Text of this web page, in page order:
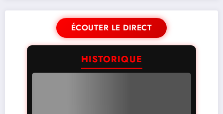
ÉCOUTER LE DIRECT
HISTORIQUE